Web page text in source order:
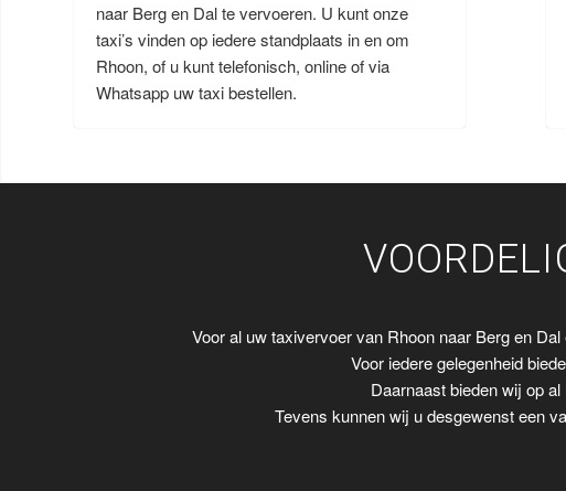
naar Berg en Dal te vervoeren. U kunt onze
taxi’s vinden op iedere standplaats in en om
Rhoon, of u kunt telefonisch, online of via
Whatsapp uw taxi bestellen.
Voor al uw taxivervoer van Rhoon naar Berg en
Voor iedere gelegenheid
Daarnaast bieden wij op
Tevens kunnen wij u desgewenst een